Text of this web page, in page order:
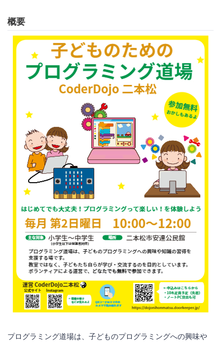
概要
プログラミング道場は、子どものプログラミングへの興味や